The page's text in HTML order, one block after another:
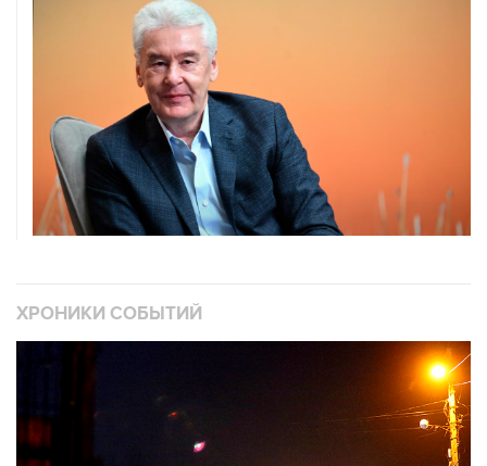
❮ ❯